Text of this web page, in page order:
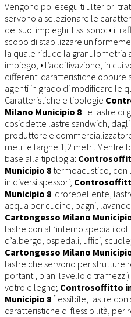
Vengono poi eseguiti ulteriori
servono a selezionare le
dei suoi impieghi. Essi sono: • il
scopo di stabilizzare
la quale riduce la granulometria
impiego; • l’additivazione, in cui
differenti caratteristiche oppure
agenti in grado di modificare le
Caratteristiche e tipologie
Milano Municipio 8 Le lastre di
cosiddette lastre sandwich,
produttore e
metri e larghe 1,2 metri. Mentre
base alla tipologia:
Municipio 8 termoacustico, con
in diversi spessori;
Municipio 8 idrorepellente,
acqua per cucine, bagni,
Cartongesso Milano
lastre con all’interno speciali
d’albergo, ospedali, uffici,
Cartongesso Milano
lastre che servono per strutture
portanti, piani lavello o
vetro e legno; Controsoffitto
Municipio 8flessibile, lastre
caratteristiche di flessibilità, per